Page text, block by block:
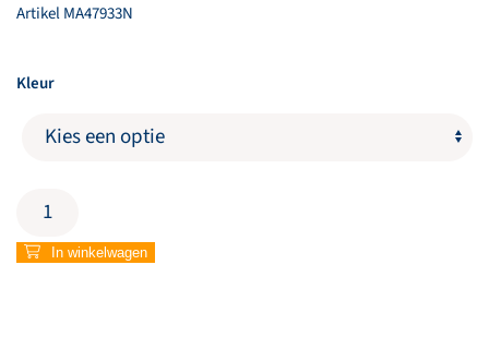
ArtikelMA47933N
Kleur
Kralenarmband
heren
met
kruisje
In winkelwagen